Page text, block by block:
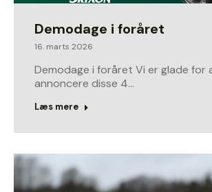
Demodage i foråret
16. marts 2026
Demodage i foråret Vi er glade for
annoncere disse 4…
Læs mere